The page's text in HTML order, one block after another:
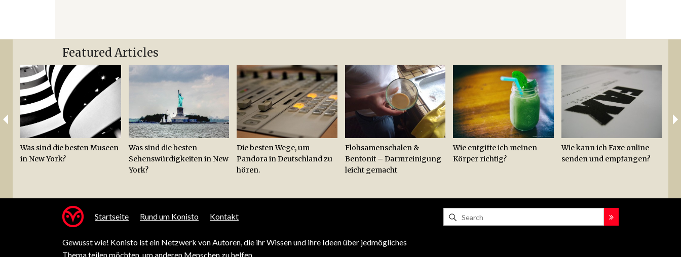
Featured Articles
Was sind die besten Museen
in New York?
Was sind die besten
Sehenswürdigkeiten in New
York?
Die besten Wege, um
Pandora in Deutschland zu
hören.
Flohsamenschalen &
Bentonit – Darmreinigung
leicht gemacht
Wie entgifte ich meinen
Körper richtig?
Wie kann ich Faxe online
senden und empfangen?
Startseite Rund um Konisto Kontakt
Gewusst wie! Konisto ist ein Netzwerk von Autoren, die ihr Wissen und ihre Ideen über jedmögliches
Thema teilen möchten, um anderen Menschen zu helfen.